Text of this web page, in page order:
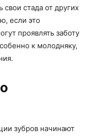
стада от других
если это
проявлять заботу
к молодняку,
зубров начинают